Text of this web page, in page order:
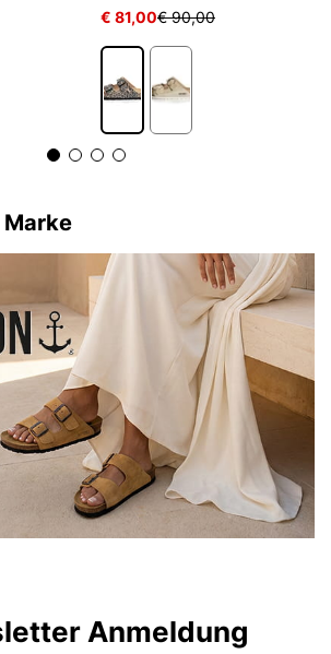
€ 81,00€ 90,00
Marke
Anmeldung